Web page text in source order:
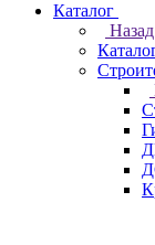
Каталог
Назад